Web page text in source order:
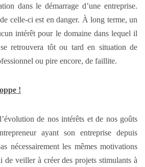
dans le démarrage d’une entreprise.
celle-ci est en danger. À long terme, un
intérêt pour le domaine dans lequel il
retrouvera tôt ou tard en situation de
ou pire encore, de faillite.
!
de nos intérêts et de nos goûts
ayant son entreprise depuis
nécessairement les mêmes motivations
de veiller à créer des projets stimulants à